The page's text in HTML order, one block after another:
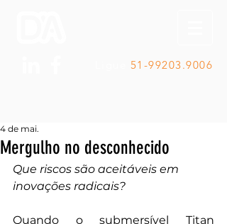
51-99203.9006
Mergulho no desconhecido
4 de mai.
Que riscos são aceitáveis em
inovações radicais?
Quando o submersível Titan